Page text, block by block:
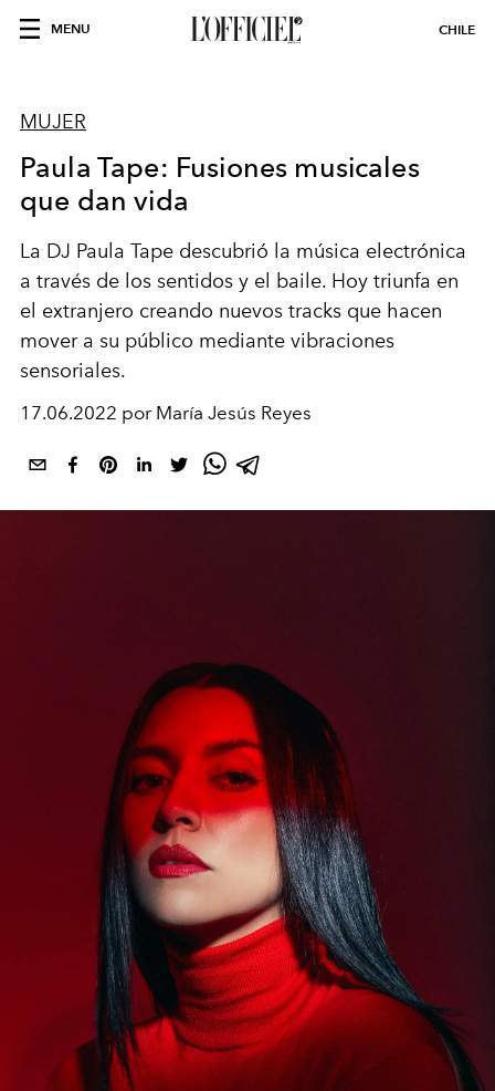
MENU CHILE
MUJER
Paula Tape: Fusiones musicales
que dan vida
La DJ Paula Tape descubrió la música electrónica
a través de los sentidos y el baile. Hoy triunfa en
el extranjero creando nuevos tracks que hacen
mover a su público mediante vibraciones
sensoriales.
17.06.2022 por María Jesús Reyes